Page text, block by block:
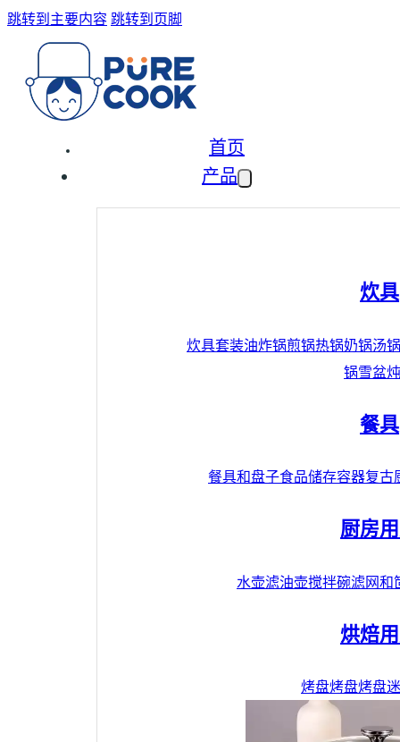
跳转到主要内容 跳转到页脚
首页
产品
炊具
炊具套装油炸锅煎锅热锅奶锅汤
锅雪盆
餐具
餐具和盘子食品储存容器复古
厨房
水壶滤油壶搅拌碗滤网和
烘焙
烤盘烤盘烤盘